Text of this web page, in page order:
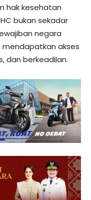
hak kesehatan
bukan sekadar
negara
akses
dan berkeadilan.